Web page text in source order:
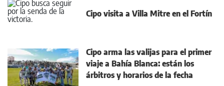
Cipo visita a Villa Mitre en el Fortín
Cipo arma las valijas para el primer
viaje a Bahía Blanca: están los
árbitros y horarios de la fecha